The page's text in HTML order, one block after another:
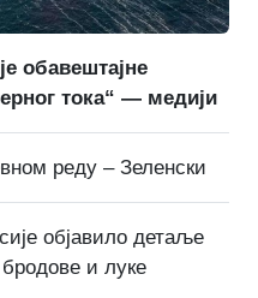
обавештајне
тока“ — медији
реду – Зеленски
објавило детаље
бродове и луке